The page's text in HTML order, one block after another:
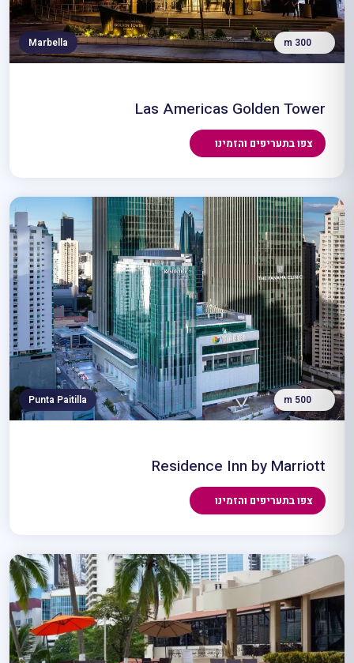
Marbella
Las Americas Golden Tower
צפו בתעריפים והזמינו
Punta Paitilla
Residence Inn by Marriott
צפו בתעריפים והזמינו